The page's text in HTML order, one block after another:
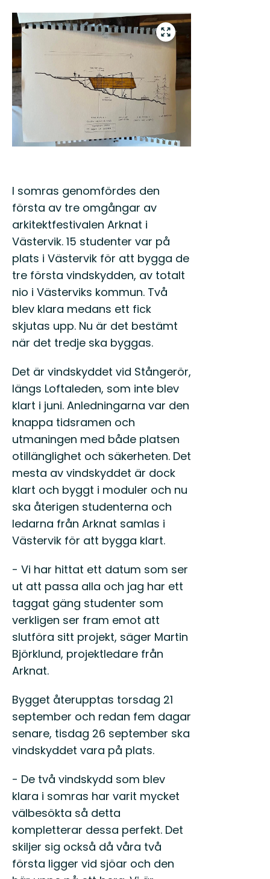
Bilder
Gå
till
helskärmsläge
I somras genomfördes den
första av tre omgångar av
arkitektfestivalen Arknat i
Västervik. 15 studenter var på
plats i Västervik för att bygga de
tre första vindskydden, av totalt
nio i Västerviks kommun. Två
blev klara medans ett fick
skjutas upp. Nu är det bestämt
när det tredje ska byggas.
Det är vindskyddet vid Stångerör,
längs Loftaleden, som inte blev
klart i juni. Anledningarna var den
knappa tidsramen och
utmaningen med både platsen
otillänglighet och säkerheten. Det
mesta av vindskyddet är dock
klart och byggt i moduler och nu
ska återigen studenterna och
ledarna från Arknat samlas i
Västervik för att bygga klart.
- Vi har hittat ett datum som ser
ut att passa alla och jag har ett
taggat gäng studenter som
verkligen ser fram emot att
slutföra sitt projekt, säger Martin
Björklund, projektledare från
Arknat.
Bygget återupptas torsdag 21
september och redan fem dagar
senare, tisdag 26 september ska
vindskyddet vara på plats.
- De två vindskydd som blev
klara i somras har varit mycket
välbesökta så detta
kompletterar dessa perfekt. Det
skiljer sig också då våra två
första ligger vid sjöar och den